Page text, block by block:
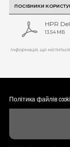
ПОСІБНИКИ
HPR
13.54 MB
Інформація, що
Політика файлів